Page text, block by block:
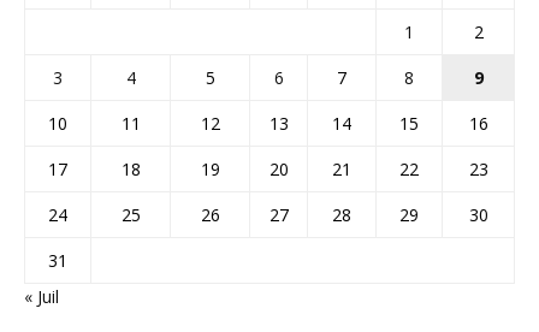
1
2
3
4 5 6 7 8
9
10
11 12 13 14 15
16
17
18 19 20 21 22
23
24
25 26 27 28 29
30
31
« Juil